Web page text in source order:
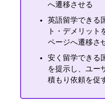
へ遷移させる
英語留学できる
ト・デメリット
ページへ遷移さ
安く留学できる
を提示し、ユー
積もり依頼を促